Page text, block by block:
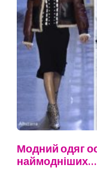
Модний одяг
наймодніших…